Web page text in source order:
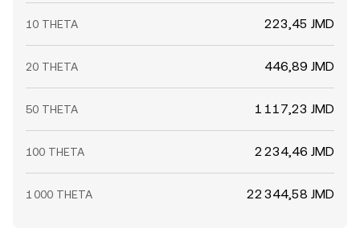
10 THETA 223,45 JMD
20 THETA 446,89 JMD
50 THETA 1 117,23 JMD
100 THETA 2 234,46 JMD
1 000 THETA 22 344,58 JMD